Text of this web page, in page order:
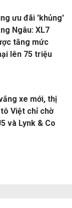
ưu đãi 'khủng'
Ngâu: XL7
tăng mức
lên 75 triệu
xe mới, thị
Việt chỉ chờ
và Lynk & Co